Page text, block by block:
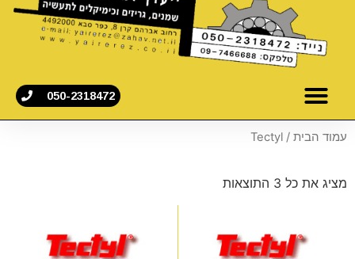
050-2318472
עמוד הבית / Tectyl
מציג את כל 3 התוצאות